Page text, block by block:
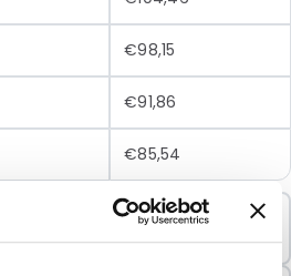
€98,15
€91,86
€85,54